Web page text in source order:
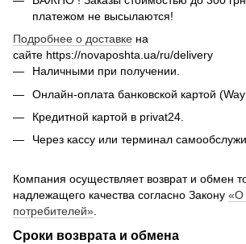
платежом не высылаются!
Подробнее о доставке на
сайте https://novaposhta.ua/ru/delivery
Наличными при получении.
Онлайн-оплата банковской картой
Кредитной картой в privat24.
Через кассу или терминал
Компания осуществляет возврат и обмен
надлежащего качества согласно Закону «О
потребителей»
Сроки возврата и обмена
🌹
🌹